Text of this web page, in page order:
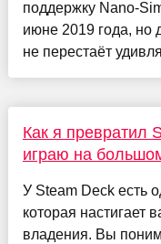
поддержку Nano-
июне 2019 года, но
не перестаёт
Как я превратил
играю на
У Steam Deck есть
которая настигает
владения. Вы